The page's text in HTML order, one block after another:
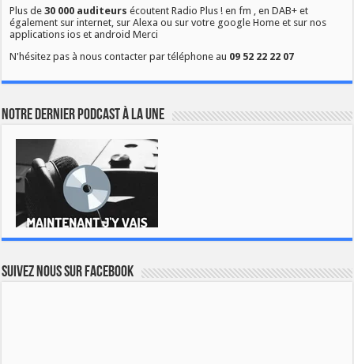
Plus de30 000 auditeurs écoutent Radio Plus ! en fm , en DAB+ et
également sur internet, sur Alexa ou sur votre google Home et sur nos
applications ios et android Merci
N'hésitez pas à nous contacter par téléphone au 09 52 22 22 07
Notre dernier podcast à la une
Suivez nous sur Facebook